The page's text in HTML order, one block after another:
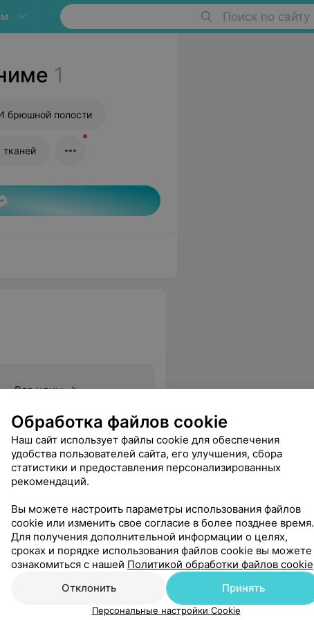
Поиск по сайту
1
брюшной полости
Все цены
Обработка файлов cookie
Наш сайт использует файлы cookie для обеспечения
удобства пользователей сайта, его улучшения, сбора
статистики и предоставления персонализированных
рекомендаций.
Вы можете настроить параметры использования файлов
cookie или изменить свое согласие в более позднее время.
Для получения дополнительной информации о целях,
сроках и порядке использования файлов cookie вы можете
ознакомиться с нашей Политикой обработки файлов cookie
Отклонить
Принять
Персональные настройки Cookie